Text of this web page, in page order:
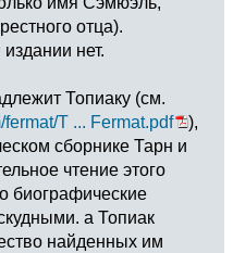
отца).
нет.
Топиаку (см.
T ... Fermat.pdf
),
сборнике Тарн и
чтение этого
биографические
а Топиак
найденных им